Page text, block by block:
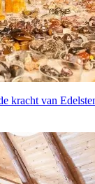
kracht van